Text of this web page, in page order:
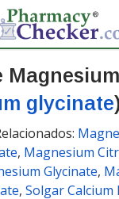
Magnesium
glycinate
, Magnesium
Glycinate,
, Solgar